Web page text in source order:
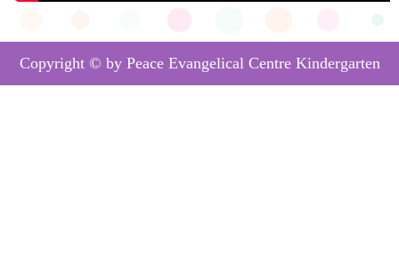
Copyright © by Peace Evangelical Centre Kindergarten